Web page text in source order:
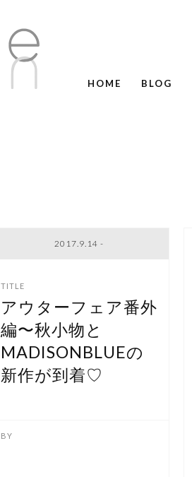
HOME BLOG
2017.9.14 -
アウターフェア番外
編〜秋小物と
MADISONBLUEの
新作が到着♡